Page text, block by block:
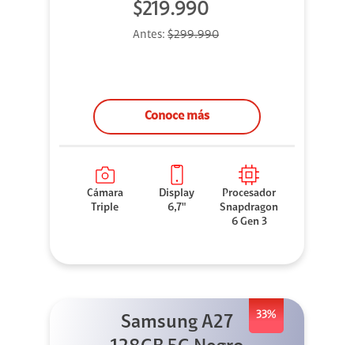
$219.990
Antes: $299.990
Conoce más
Cámara
Triple
Display
6,7"
Procesador
Snapdragon
6 Gen 3
33%
Samsung A27